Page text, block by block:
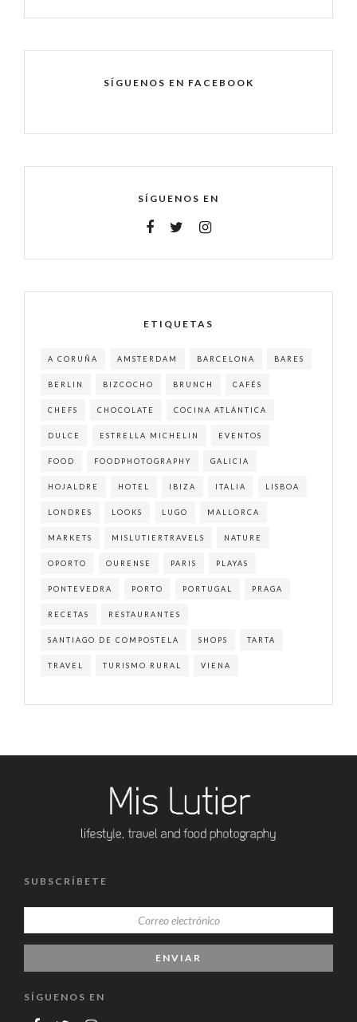
SÍGUENOS EN FACEBOOK
SÍGUENOS EN
ETIQUETAS
A CORUÑA AMSTERDAM BARCELONA BARES
BERLIN BIZCOCHO BRUNCH CAFÉS
CHEFS CHOCOLATE COCINA ATLÁNTICA
DULCE ESTRELLA MICHELIN EVENTOS
FOOD FOODPHOTOGRAPHY GALICIA
HOJALDRE HOTEL IBIZA ITALIA LISBOA
LONDRES LOOKS LUGO MALLORCA
MARKETS MISLUTIERTRAVELS NATURE
OPORTO OURENSE PARIS PLAYAS
PONTEVEDRA PORTO PORTUGAL PRAGA
RECETAS RESTAURANTES
SANTIAGO DE COMPOSTELA SHOPS TARTA
TRAVEL TURISMO RURAL VIENA
SUBSCRÍBETE
SÍGUENOS EN